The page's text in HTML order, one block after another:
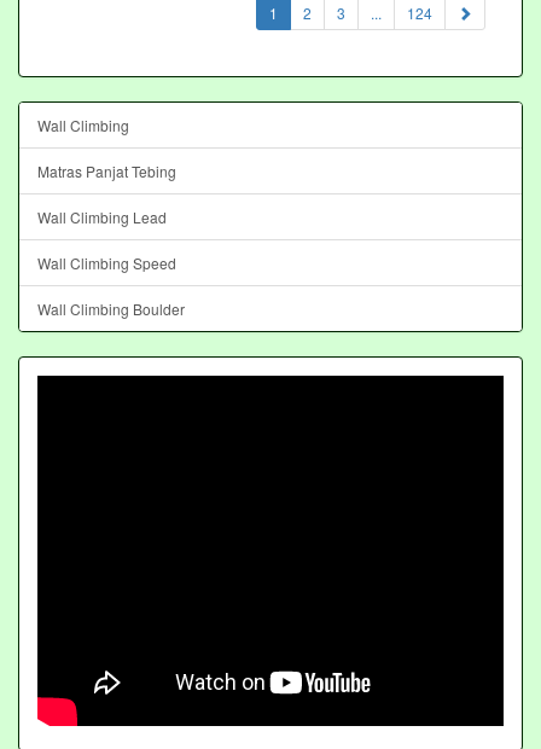
1 (current)
2 3 ... 124
Wall Climbing
Matras Panjat Tebing
Wall Climbing Lead
Wall Climbing Speed
Wall Climbing Boulder